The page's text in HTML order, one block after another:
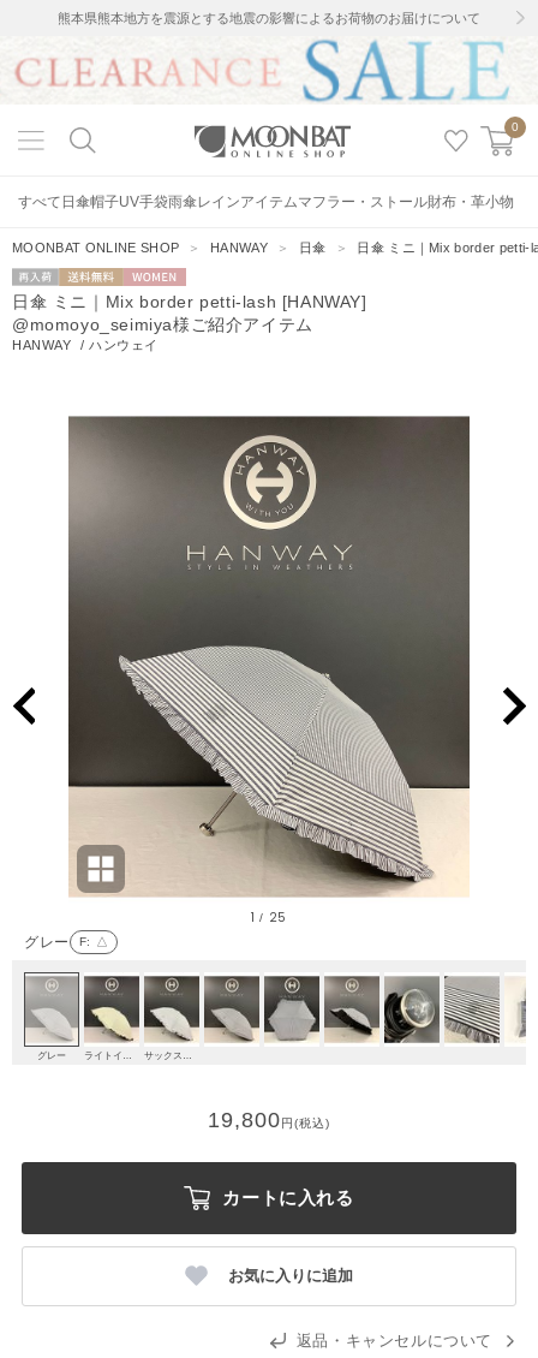
熊本県熊本地方を震源とする地震の影響によるお荷物のお届けについて
0
すべて 日傘帽子UV手袋雨傘レインアイテムマフラー・ストール財布・革小物
MOONBAT ONLINE SHOP ＞ HANWAY ＞ 日傘 ＞ 日傘 ミニ｜Mix border petti-
再入荷 送料無料 WOMEN
日傘 ミニ｜Mix border petti-lash [HANWAY]
@momoyo_seimiya様ご紹介アイテム
HANWAY /ハンウェイ
グレー F: △
1 / 25
グレー
19,800円(税込)
カートに入れる
お気に入りに追加
返品・キャンセルについて